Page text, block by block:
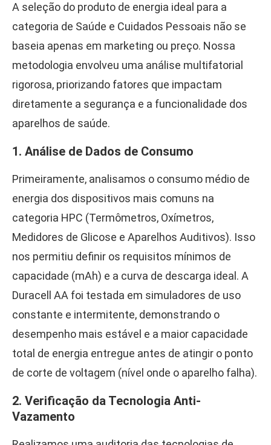
A seleção do produto de energia ideal para a
categoria de Saúde e Cuidados Pessoais não se
baseia apenas em marketing ou preço. Nossa
metodologia envolveu uma análise multifatorial
rigorosa, priorizando fatores que impactam
diretamente a segurança e a funcionalidade dos
aparelhos de saúde.
1. Análise de Dados de Consumo
Primeiramente, analisamos o consumo médio de
energia dos dispositivos mais comuns na
categoria HPC (Termômetros, Oxímetros,
Medidores de Glicose e Aparelhos Auditivos). Isso
nos permitiu definir os requisitos mínimos de
capacidade (mAh) e a curva de descarga ideal. A
Duracell AA foi testada em simuladores de uso
constante e intermitente, demonstrando o
desempenho mais estável e a maior capacidade
total de energia entregue antes de atingir o ponto
de corte de voltagem (nível onde o aparelho falha).
2. Verificação da Tecnologia Anti-
Vazamento